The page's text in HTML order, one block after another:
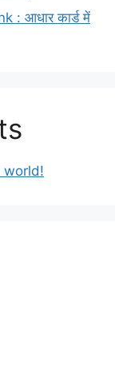
: आधार कार्ड में
world!